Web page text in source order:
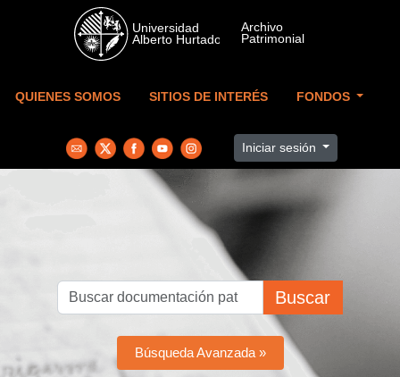
Skip to main content
QUIENES SOMOS SITIOS DE INTERÉS FONDOS
Iniciar sesión
Buscar
Búsqueda Avanzada »